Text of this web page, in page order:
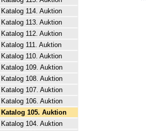
Katalog 114. Auktion
Katalog 113. Auktion
Katalog 112. Auktion
Katalog 111. Auktion
Katalog 110. Auktion
Katalog 109. Auktion
Katalog 108. Auktion
Katalog 107. Auktion
Katalog 106. Auktion
Katalog 105. Auktion
Katalog 104. Auktion